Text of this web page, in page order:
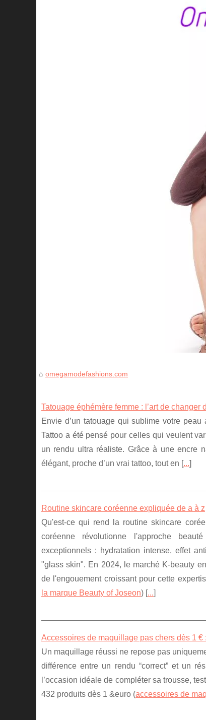
omegamodefashions.com
Tatouage éphémère femme : l’art de
Envie d’un tatouage qui sublime votre
Tattoo a été pensé pour celles qui veulent
un rendu ultra réaliste. Grâce à une encre
élégant, proche d’un vrai tattoo, tout en [...]
Routine skincare coréenne expliquée de a à z
Qu'est-ce qui rend la routine skincare
coréenne révolutionne l'approche
exceptionnels : hydratation intense, effet
"glass skin". En 2024, le marché K-beauty
de l'engouement croissant pour cette
la marque Beauty of Joseon) [...]
Accessoires de maquillage pas chers dès 1
Un maquillage réussi ne repose pas
différence entre un rendu “correct” et un
l’occasion idéale de compléter sa trousse,
432 produits dès 1 &euro (accessoires de